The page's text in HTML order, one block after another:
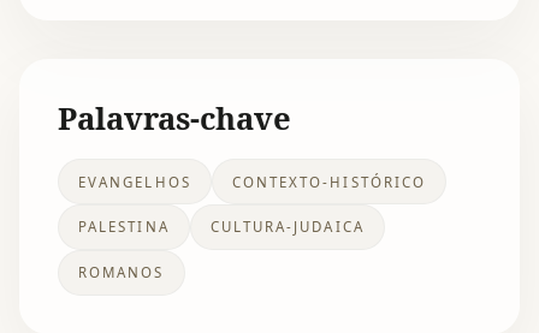
Palavras-chave
EVANGELHOS CONTEXTO-HISTÓRICO
PALESTINA CULTURA-JUDAICA
ROMANOS